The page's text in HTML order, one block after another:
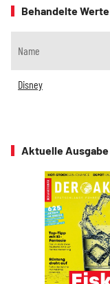
Behandelte Werte
Name
Disney
Aktuelle Ausgabe